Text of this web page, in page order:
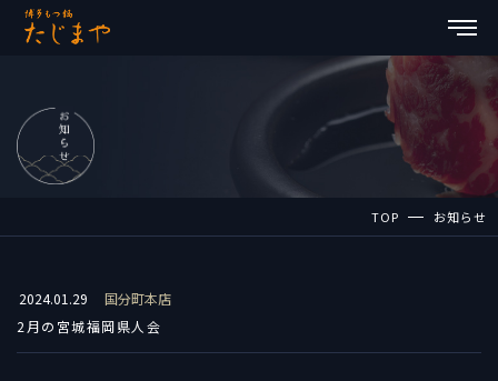
TOP お知らせ
2024.01.29
国分町本店
2月の宮城福岡県人会